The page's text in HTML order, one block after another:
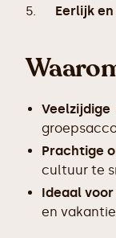
5. Eerlijk
Prachtige
cultuur te
Ideaal
en